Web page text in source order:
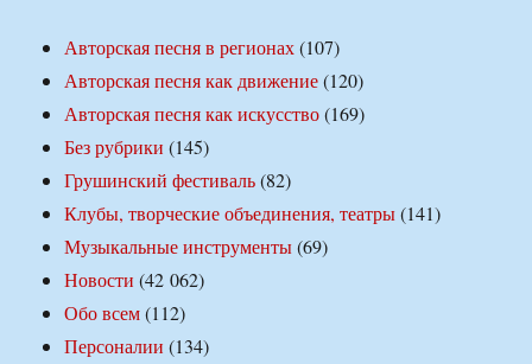
Авторская песня в регионах(107)
Авторская песня как движение(120)
Авторская песня как искусство(169)
Без рубрики (145)
Грушинский фестиваль(82)
Клубы, творческие объединения, театры(141)
Музыкальные инструменты(69)
Новости (42 062)
Обо всем(112)
Персоналии (134)